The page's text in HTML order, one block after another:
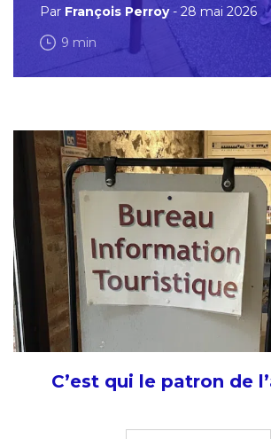
Par François Perroy- 28 mai 2026
9 min
C’est qui le patron de